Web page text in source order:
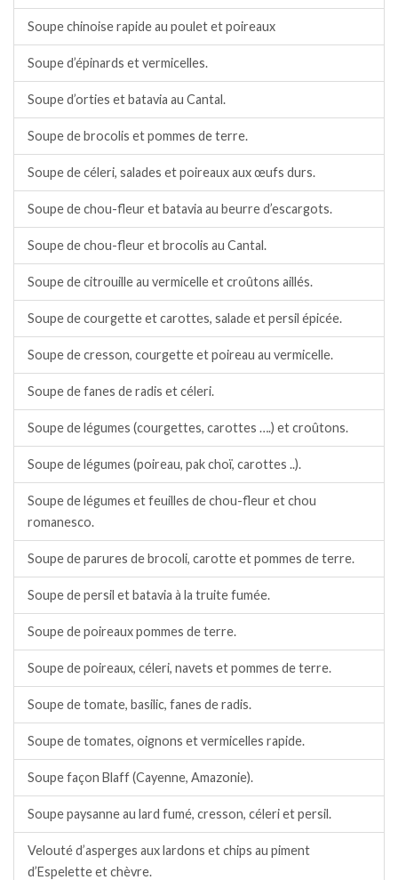
Soupe chinoise rapide au poulet et poireaux
Soupe d’épinards et vermicelles.
Soupe d’orties et batavia au Cantal.
Soupe de brocolis et pommes de terre.
Soupe de céleri, salades et poireaux aux œufs durs.
Soupe de chou-fleur et batavia au beurre d’escargots.
Soupe de chou-fleur et brocolis au Cantal.
Soupe de citrouille au vermicelle et croûtons aillés.
Soupe de courgette et carottes, salade et persil épicée.
Soupe de cresson, courgette et poireau au vermicelle.
Soupe de fanes de radis et céleri.
Soupe de légumes (courgettes, carottes ….) et croûtons.
Soupe de légumes (poireau, pak choï, carottes ..).
Soupe de légumes et feuilles de chou-fleur et chou
romanesco.
Soupe de parures de brocoli, carotte et pommes de terre.
Soupe de persil et batavia à la truite fumée.
Soupe de poireaux pommes de terre.
Soupe de poireaux, céleri, navets et pommes de terre.
Soupe de tomate, basilic, fanes de radis.
Soupe de tomates, oignons et vermicelles rapide.
Soupe façon Blaff (Cayenne, Amazonie).
Soupe paysanne au lard fumé, cresson, céleri et persil.
Velouté d’asperges aux lardons et chips au piment
d’Espelette et chèvre.